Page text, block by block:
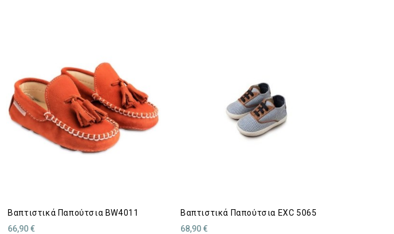
Βαπτιστικά Παπούτσια BW4011
66,90 €
Βαπτιστικά Παπούτσια EXC 5065
68,90 €